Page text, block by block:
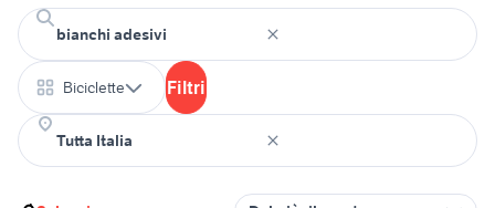
Biciclette Filtri